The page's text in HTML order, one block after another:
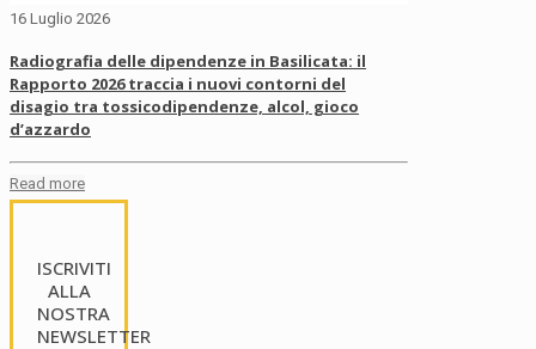
16 Luglio 2026
Radiografia delle dipendenze in Basilicata: il
Rapporto 2026 traccia i nuovi contorni del
disagio tra tossicodipendenze, alcol, gioco
d’azzardo
Read more
ISCRIVITI
ALLA
NOSTRA
NEWSLETTER